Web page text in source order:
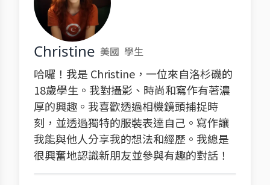
Christine 美國 學生
哈囉！我是 Christine，一位來自洛杉磯的
18歲學生。我對攝影、時尚和寫作有著濃
厚的興趣。我喜歡透過相機鏡頭捕捉時
刻，並透過獨特的服裝表達自己。寫作讓
我能與他人分享我的想法和經歷。我總是
很興奮地認識新朋友並參與有趣的對話！